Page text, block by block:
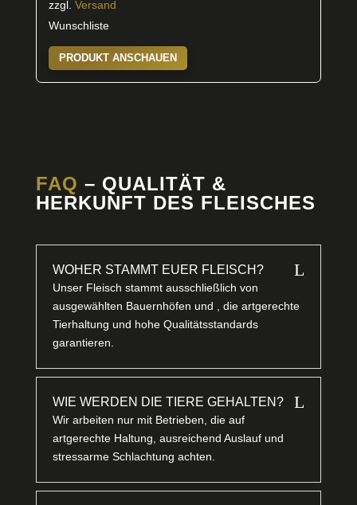
zzgl. Versand
Wunschliste
PRODUKT ANSCHAUEN
FAQ – QUALITÄT &
HERKUNFT DES FLEISCHES
WOHER STAMMT EUER FLEISCH? L
Unser Fleisch stammt ausschließlich von
ausgewählten Bauernhöfen und , die artgerechte
Tierhaltung und hohe Qualitätsstandards
garantieren.
WIE WERDEN DIE TIERE GEHALTEN? L
Wir arbeiten nur mit Betrieben, die auf
artgerechte Haltung, ausreichend Auslauf und
stressarme Schlachtung achten.